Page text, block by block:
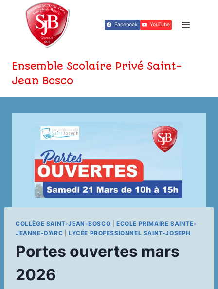
contenu
Facebook YouTube
Ensemble Scolaire Privé Saint-
Jean Bosco
COLLÈGE SAINT-JEAN-BOSCO |ECOLE PRIMAIRE SAINTE-
JEANNE-D'ARC
LYCÉE PROFESSIONNEL SAINT-JOSEPH
Portes ouvertes mars
2026